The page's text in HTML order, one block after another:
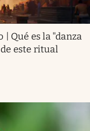
Qué es la "danza
este ritual